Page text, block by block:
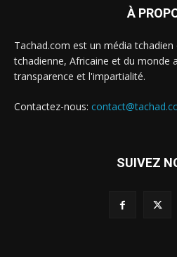
À
Tachad.com est un média
tchadienne, Africaine et du monde
transparence et l'impartialité.
Contactez-nous:
SUIVEZ